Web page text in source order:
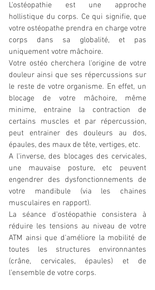
L'ostéopathie est une approche
hollistique du corps. Ce qui signifie, que
votre ostéopathe prendra en charge votre
corps dans sa globalité, et pas
uniquement votre mâchoire.
Votre ostéo cherchera l'origine de votre
douleur ainsi que ses répercussions sur
le reste de votre organisme. En effet, un
blocage de votre mâchoire, même
minime, entraine la contraction de
certains muscles et par répercussion,
peut entrainer des douleurs au dos,
épaules, des maux de tête, vertiges, etc.
A l'inverse, des blocages des cervicales,
une mauvaise posture, etc peuvent
engendrer des dysfonctionnements de
votre mandibule (via les chaines
musculaires en rapport).
La séance d'ostéopathie consistera à
réduire les tensions au niveau de votre
ATM ainsi que d'améliore la mobilité de
toutes les structures environnantes
(crâne, cervicales, épaules) et de
l'ensemble de votre corps.